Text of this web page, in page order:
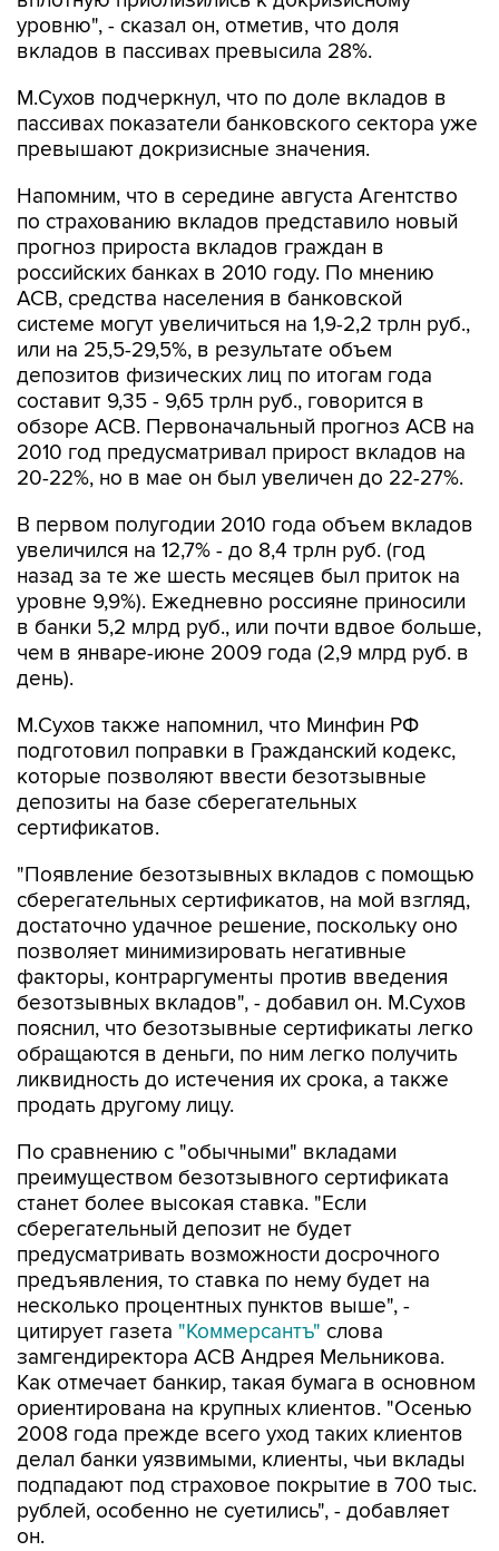
уровню", - сказал он, отметив, что доля
вкладов в пассивах превысила 28%.
М.Сухов подчеркнул, что по доле вкладов в
пассивах показатели банковского сектора уже
превышают докризисные значения.
Напомним, что в середине августа Агентство
по страхованию вкладов представило новый
прогноз прироста вкладов граждан в
российских банках в 2010 году. По мнению
АСВ, средства населения в банковской
системе могут увеличиться на 1,9-2,2 трлн руб.,
или на 25,5-29,5%, в результате объем
депозитов физических лиц по итогам года
составит 9,35 - 9,65 трлн руб., говорится в
обзоре АСВ. Первоначальный прогноз АСВ на
2010 год предусматривал прирост вкладов на
20-22%, но в мае он был увеличен до 22-27%.
В первом полугодии 2010 года объем вкладов
увеличился на 12,7% - до 8,4 трлн руб. (год
назад за те же шесть месяцев был приток на
уровне 9,9%). Ежедневно россияне приносили
в банки 5,2 млрд руб., или почти вдвое больше,
чем в январе-июне 2009 года (2,9 млрд руб. в
день).
М.Сухов также напомнил, что Минфин РФ
подготовил поправки в Гражданский кодекс,
которые позволяют ввести безотзывные
депозиты на базе сберегательных
сертификатов.
"Появление безотзывных вкладов с помощью
сберегательных сертификатов, на мой взгляд,
достаточно удачное решение, поскольку оно
позволяет минимизировать негативные
факторы, контраргументы против введения
безотзывных вкладов", - добавил он. М.Сухов
пояснил, что безотзывные сертификаты легко
обращаются в деньги, по ним легко получить
ликвидность до истечения их срока, а также
продать другому лицу.
По сравнению с "обычными" вкладами
преимуществом безотзывного сертификата
станет более высокая ставка. "Если
сберегательный депозит не будет
предусматривать возможности досрочного
предъявления, то ставка по нему будет на
несколько процентных пунктов выше", -
цитирует газета "Коммерсантъ" слова
замгендиректора АСВ Андрея Мельникова.
Как отмечает банкир, такая бумага в основном
ориентирована на крупных клиентов. "Осенью
2008 года прежде всего уход таких клиентов
делал банки уязвимыми, клиенты, чьи вклады
подпадают под страховое покрытие в 700 тыс.
рублей, особенно не суетились", - добавляет
он.